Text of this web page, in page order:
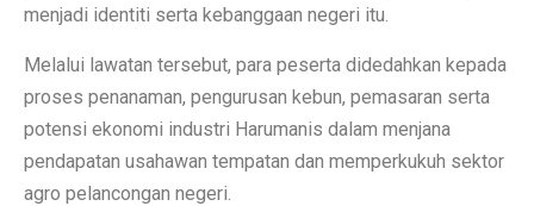
menjadi identiti serta kebanggaan negeri itu.
Melalui lawatan tersebut, para peserta didedahkan kepada
proses penanaman, pengurusan kebun, pemasaran serta
potensi ekonomi industri Harumanis dalam menjana
pendapatan usahawan tempatan dan memperkukuh sektor
agro pelancongan negeri.